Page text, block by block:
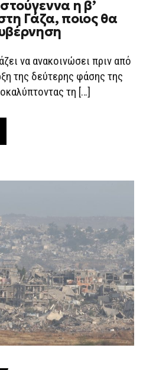
AXIOS:
ΠΡΙΝ
ΤΑ
ΧΡΙΣΤΟΎΓΕΝΝΑ
ΦΆΣΗ
ΕΚΕΧΕΙΡΊΑΣ
ΣΤΗ
ΓΆΖΑ,
ΠΟΙΟΣ
η β’
Γάζα, ποιος θα
να ανακοινώσει πριν από
της δεύτερης φάσης της
τη […]